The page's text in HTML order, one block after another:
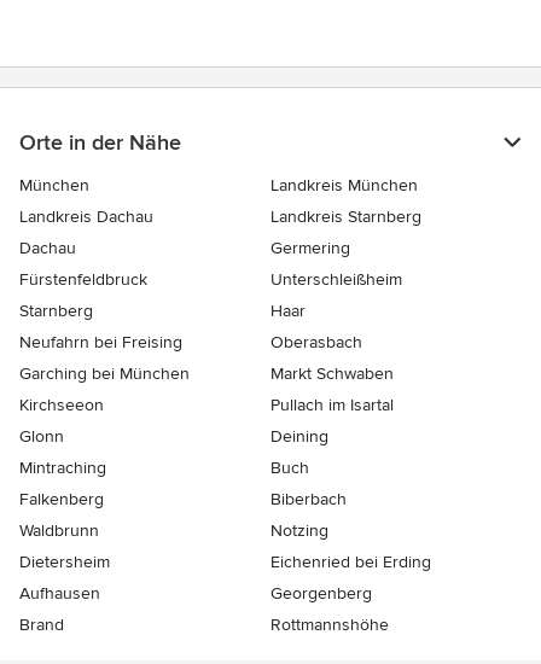
Orte in der Nähe
München
Landkreis München
Landkreis Dachau
Landkreis Starnberg
Dachau
Germering
Fürstenfeldbruck
Unterschleißheim
Starnberg
Haar
Neufahrn bei Freising
Oberasbach
Garching bei München
Markt Schwaben
Kirchseeon
Pullach im Isartal
Glonn
Deining
Mintraching
Buch
Falkenberg
Biberbach
Waldbrunn
Notzing
Dietersheim
Eichenried bei Erding
Aufhausen
Georgenberg
Brand
Rottmannshöhe